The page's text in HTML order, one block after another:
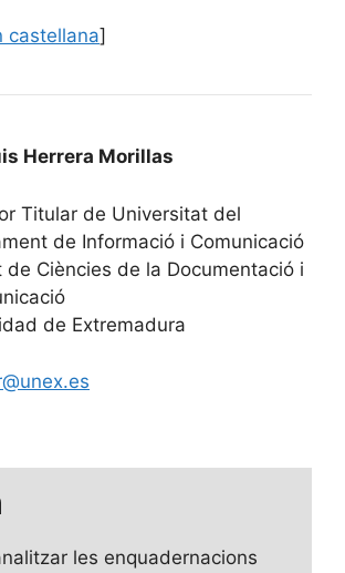
castellana]
Herrera Morillas
Titular de Universitat del
de Informació i Comunicació
de Ciències de la Documentació i
de Extremadura
les enquadernacions